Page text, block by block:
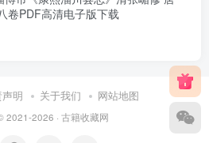
卷PDF高清电子版下载
明 关于我们 网站地图
2021-2026 · 古籍收藏网